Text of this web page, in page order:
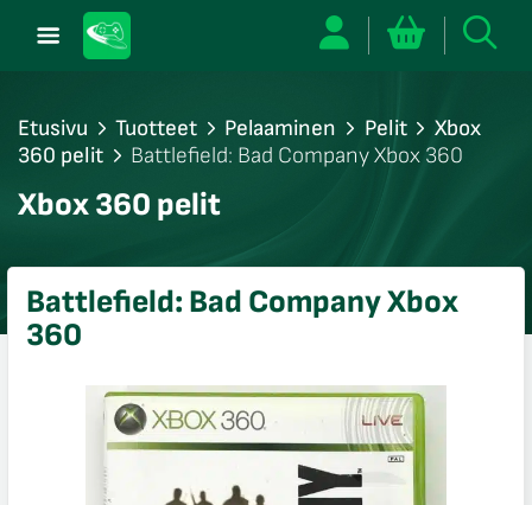
Etusivu Tuotteet Pelaaminen Pelit
Xbox
360 pelit
Battlefield: Bad Company Xbox 360
Xbox 360 pelit
Battlefield: Bad Company Xbox
360
sulje
sulje